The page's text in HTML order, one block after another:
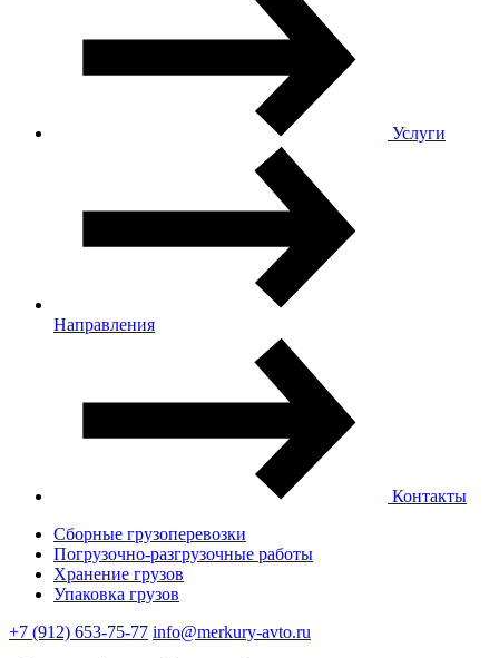
Услуги
Направления
Контакты
Сборные грузоперевозки
Погрузочно-разгрузочные работы
Хранение грузов
Упаковка грузов
+7 (912) 653-75-77 info@merkury-avto.ru